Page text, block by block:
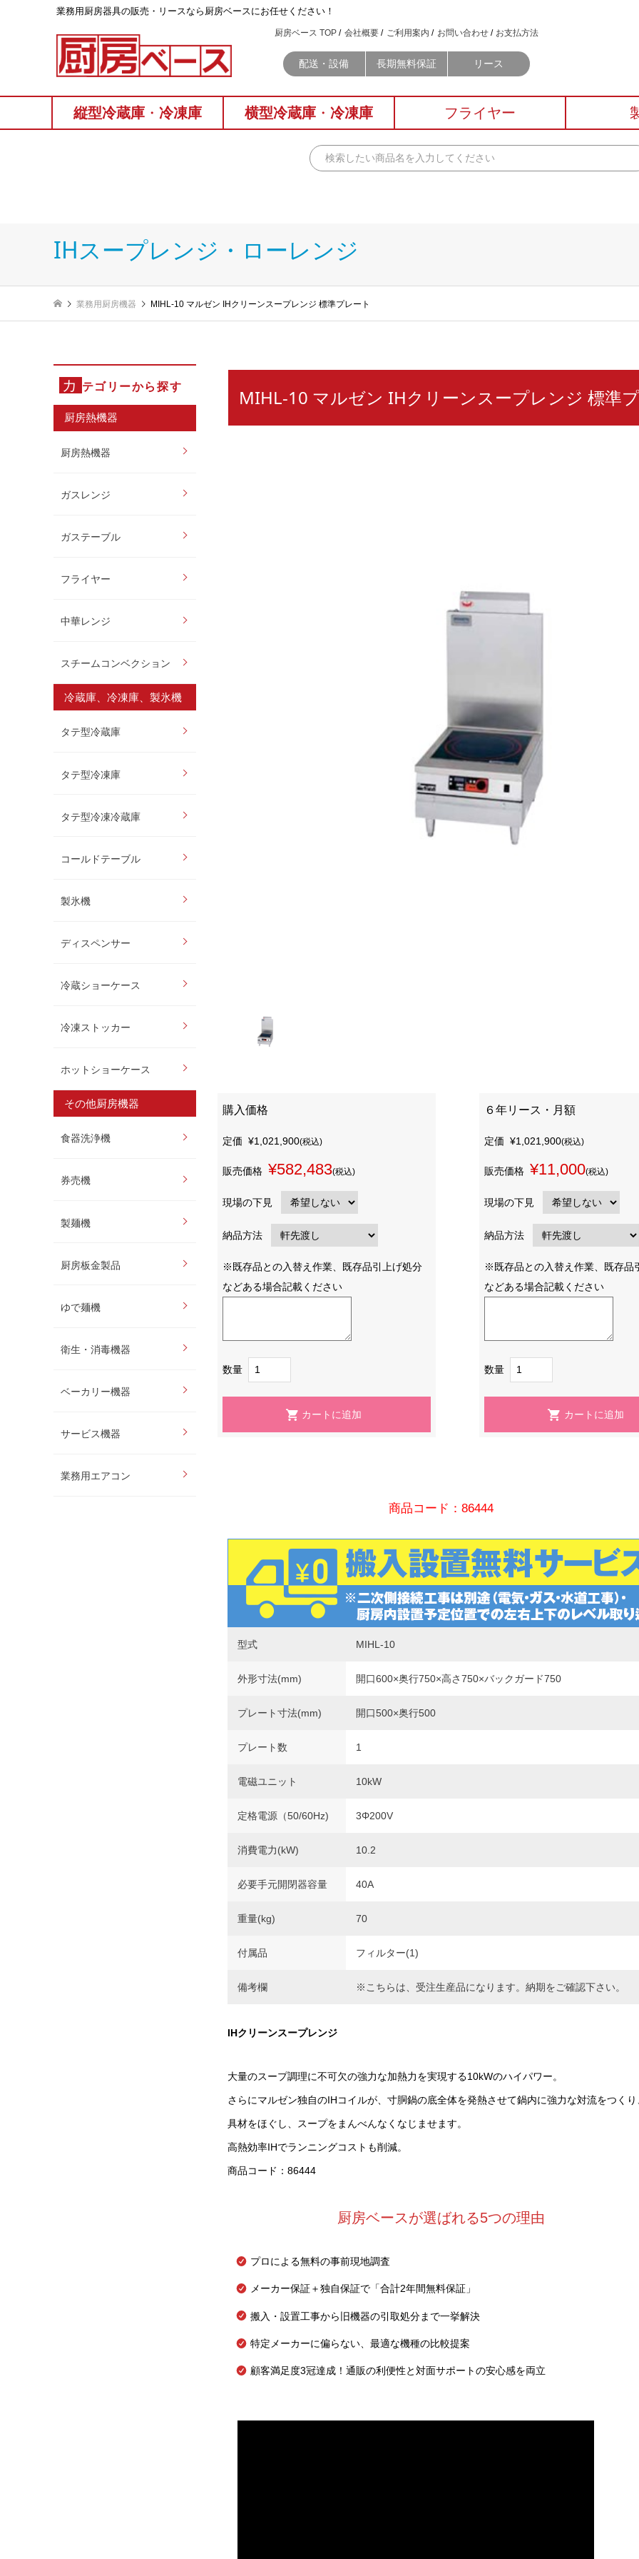
業務⽤厨房器具の販売・リースなら厨房ベースにお任せください！
厨房ベース TOP 会社概要 ご利用案内 お問い合わせ お支払方法
配送・設備 長期無料保証 リース
縦型冷蔵庫 ・ 冷凍庫 横型冷蔵庫 ・ 冷凍庫 フライヤー
IHスープレンジ・ローレンジ
業務用厨房機器 MIHL-10 マルゼン IHクリーンスープレンジ 標準プレート
カ テゴリーから探す
厨房熱機器
厨房熱機器
ガスレンジ
ガステーブル
フライヤー
中華レンジ
スチームコンベクション
冷蔵庫、冷凍庫、製氷機
タテ型冷蔵庫
タテ型冷凍庫
タテ型冷凍冷蔵庫
コールドテーブル
製氷機
ディスペンサー
冷蔵ショーケース
冷凍ストッカー
ホットショーケース
その他厨房機器
食器洗浄機
券売機
製麺機
厨房板金製品
ゆで麺機
衛生・消毒機器
ベーカリー機器
サービス機器
業務用エアコン
MIHL-10 マルゼン IHクリーンスープレンジ 標準
購入価格
定価 ¥1,021,900(税込)
販売価格 ¥582,483(税込)
現場の下見
納品方法
※既存品との入替え作業、既存品引上げ処分
などある場合記載ください
数量
６年リース・月額
定価 ¥1,021,900(税込)
販売価格 ¥11,000(税込)
現場の下見
納品方法
※既存品との入替え作業、既存品
などある場合記載ください
数量
商品コード：86444
型式 MIHL-10
外形寸法(mm) 開口600×奥行750×高さ750×バックガード750
プレート寸法(mm) 開口500×奥行500
プレート数 1
電磁ユニット 10kW
定格電源（50/60Hz) 3Φ200V
消費電力(kW) 10.2
必要手元開閉器容量 40A
重量(kg) 70
付属品 フィルター(1)
備考欄 ※こちらは、受注生産品になります。納期をご確認下さい。
IHクリーンスープレンジ
大量のスープ調理に不可欠の強力な加熱力を実現する10kWのハイパワー。
さらにマルゼン独自のIHコイルが、寸胴鍋の底全体を発熱させて鍋内に強力な対流をつくり
具材をほぐし、スープをまんべんなくなじませます。
高熱効率IHでランニングコストも削減。
商品コード：86444
厨房ベースが選ばれる5つの理由
プロによる無料の事前現地調査
メーカー保証＋独自保証で「合計2年間無料保証」
搬入・設置工事から旧機器の引取処分まで一挙解決
特定メーカーに偏らない、最適な機種の比較提案
顧客満足度3冠達成！通販の利便性と対面サポートの安心感を両立